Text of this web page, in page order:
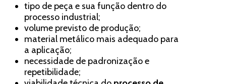
tipo de peça e sua função dentro do
processo industrial;
volume previsto de produção;
material metálico mais adequado para
a aplicação;
necessidade de padronização e
repetibilidade;